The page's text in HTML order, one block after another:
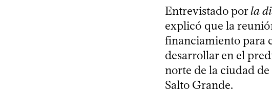
Entrevistado porla
explicó que la
financiamiento para
desarrollar en el
norte de la ciudad de
Salto Grande.